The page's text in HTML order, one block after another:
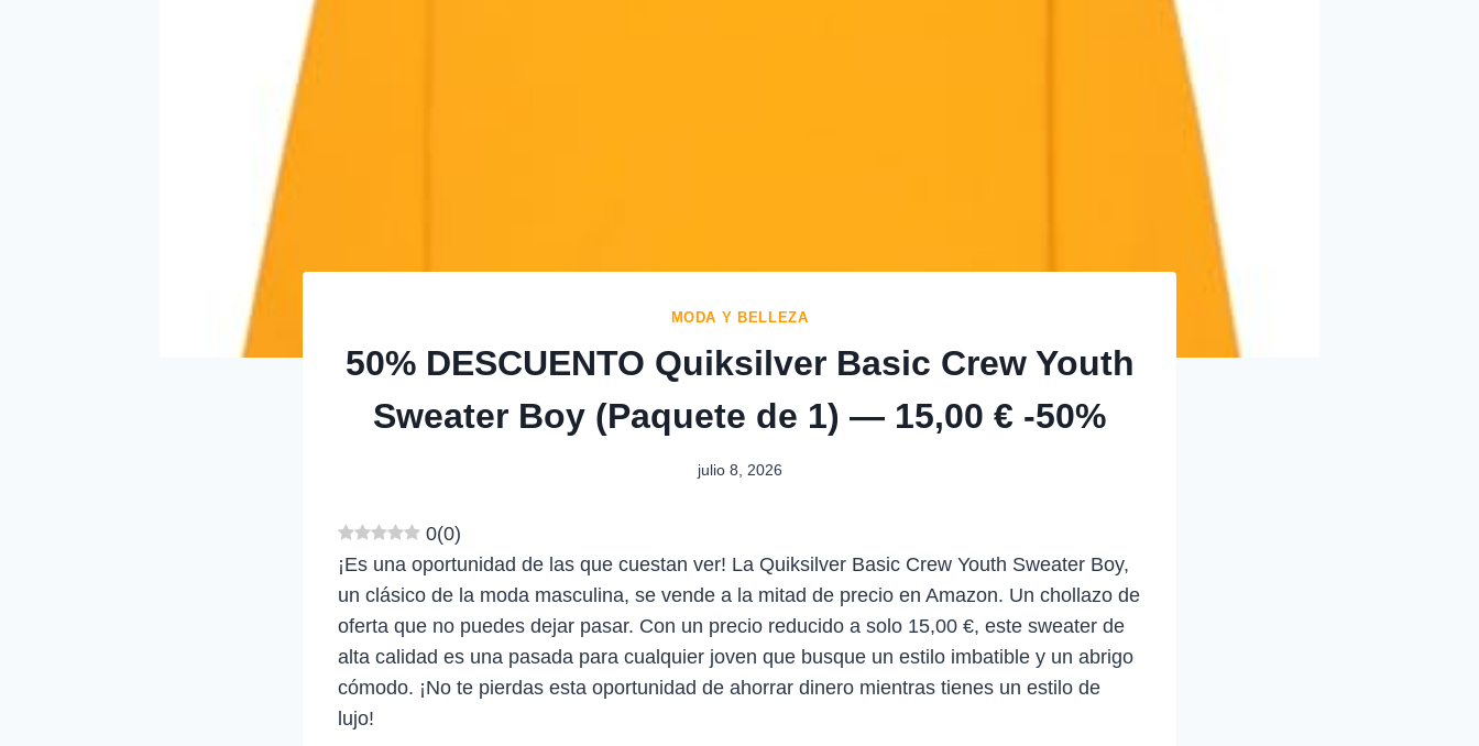
MODA Y BELLEZA
50% DESCUENTO Quiksilver Basic Crew Youth
Sweater Boy (Paquete de 1) — 15,00 € -50%
julio 8, 2026
0(0)
¡Es una oportunidad de las que cuestan ver! La Quiksilver Basic Crew Youth Sweater Boy,
un clásico de la moda masculina, se vende a la mitad de precio en Amazon. Un chollazo de
oferta que no puedes dejar pasar. Con un precio reducido a solo 15,00 €, este sweater de
alta calidad es una pasada para cualquier joven que busque un estilo imbatible y un abrigo
cómodo. ¡No te pierdas esta oportunidad de ahorrar dinero mientras tienes un estilo de
lujo!